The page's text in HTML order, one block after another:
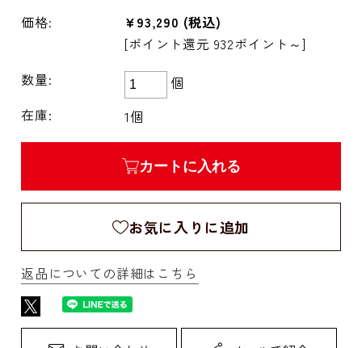
価格: ¥93,290 (税込)
[ポイント還元 932ポイント～]
数量:
個
在庫:
1個
カートに入れる
お気に入りに追加
返品についての詳細はこちら